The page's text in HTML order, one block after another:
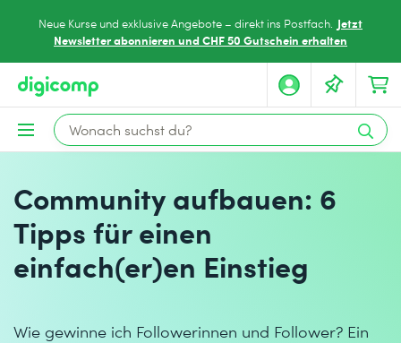
Neue Kurse und exklusive Angebote – direkt ins Postfach. Jetzt
Newsletter abonnieren und CHF 50 Gutschein erhalten
Community aufbauen: 6
Tipps für einen
einfach(er)en Einstieg
Wie gewinne ich Followerinnen und Follower? Ein